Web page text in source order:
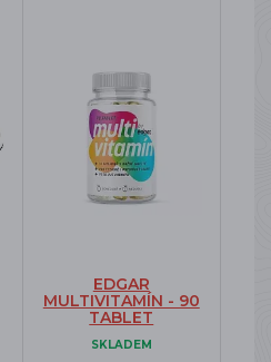
EDGAR
MULTIVITAMÍN - 90
TABLET
SKLADEM